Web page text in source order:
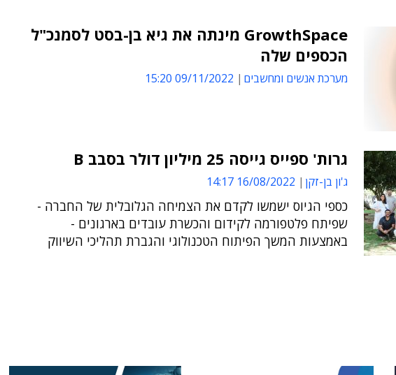
GrowthSpace מינתה את גיא בן-בסט לסמנכ"ל
הכספים שלה
מערכת אנשים ומחשבים 09/11/2022 15:20
גרות' ספייס גייסה 25 מיליון דולר בסבב B
ג'ון בן-זקן 16/08/2022 14:17
כספי הגיוס ישמשו לקדם את הצמיחה הגלובלית של החברה -
שפיתח פלטפורמה לקידום והכשרת עובדים בארגונים -
באמצעות המשך הפיתוח הטכנולוגי והגברת תהליכי השיווק